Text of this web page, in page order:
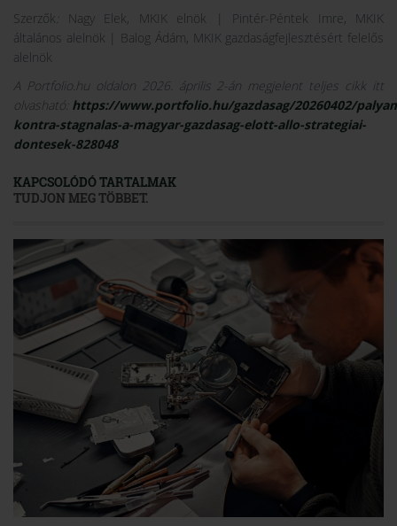
Szerzők:
Nagy Elek, MKIK elnök | Pintér-Péntek Imre, MKIK
általános alelnök | Balog Ádám, MKIK gazdaságfejlesztésért felelős
alelnök
A Portfolio.hu oldalon 2026. április 2-án megjelent teljes cikk itt
olvasható: https://www.portfolio.hu/gazdasag/20260402/
kontra-stagnalas-a-magyar-gazdasag-elott-allo-strategiai-
dontesek-828048
KAPCSOLÓDÓ TARTALMAK
TUDJON MEG TÖBBET.